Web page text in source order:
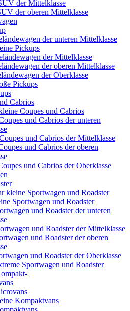
der Mittelklasse
der oberen Mittelklasse
der unteren Mittelklasse
Pickups
der Mittelklasse
der oberen Mittelklasse
der Oberklasse
Pickups
Cabrios
Coupes und Cabrios
und Cabrios der unteren
und Cabrios der Mittelklasse
und Cabrios der oberen
und Cabrios der Oberklasse
kleine Sportwagen und Roadster
Sportwagen und Roadster
und Roadster der unteren
und Roadster der Mittelklasse
und Roadster der oberen
und Roadster der Oberklasse
Sportwagen und Roadster
Kompaktvans